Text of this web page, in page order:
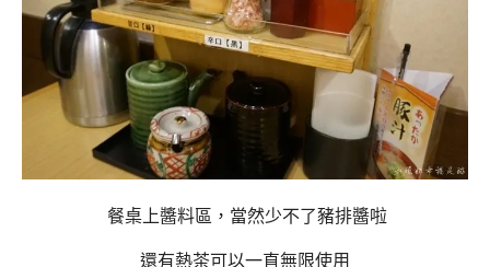
餐桌上醬料區，當然少不了豬排醬啦
還有熱茶可以一直無限使用